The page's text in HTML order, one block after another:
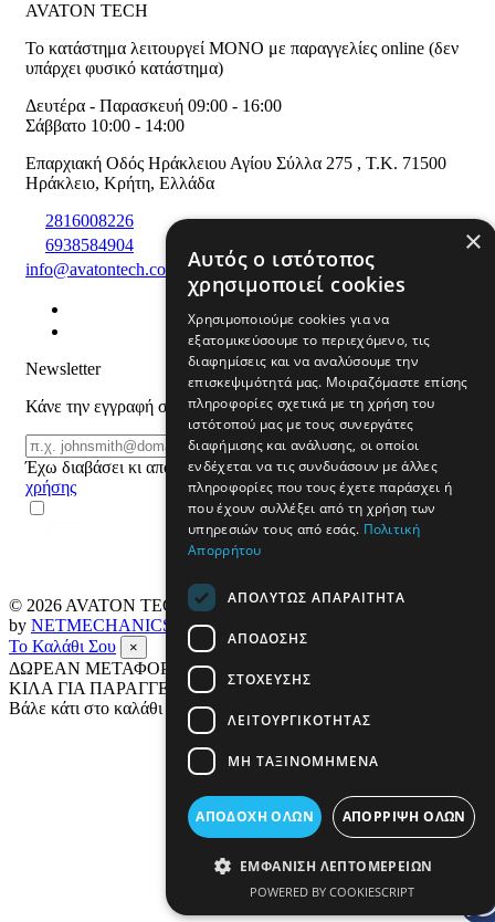
AVATON TECH
Το κατάστημα λειτουργεί ΜΟΝΟ με παραγγελίες online (δεν
υπάρχει φυσικό κατάστημα)
Δευτέρα - Παρασκευή 09:00 - 16:00
Σάββατο 10:00 - 14:00
Επαρχιακή Οδός Ηράκλειου Αγίου Σύλλα 275 , T.K. 71500
Ηράκλειο, Κρήτη, Ελλάδα
2816008226
6938584904
info@avatontech.com
Newsletter
Κάνε την εγγραφή σου και μάθε για προϊόντα και προσφορές
Email
ΕΓΓΡΑΦΗ
Έχω διαβάσει κι αποδέχομαι τουςόρους
χρήσης
© 2026 AVATON TECH All rights reserved Designed & developed
by NETMECHANICS
Το Καλάθι Σου
×
ΔΩΡΕΑΝ ΜΕΤΑΦΟΡΙΚΑ ΣΕ ΟΛΗ ΤΗΝ ΕΛΛΑΔΑ ΕΩΣ 4
ΚΙΛΑ ΓΙΑ ΠΑΡΑΓΓΕΛΙΕΣ ΑΝΩ ΤΩΝ 69€
Βάλε κάτι στο καλάθι σου
×
Αυτός ο ιστότοπος
χρησιμοποιεί cookies
Χρησιμοποιούμε cookies για να
εξατομικεύσουμε το περιεχόμενο, τις
διαφημίσεις και να αναλύσουμε την
επισκεψιμότητά μας. Μοιραζόμαστε επίσης
πληροφορίες σχετικά με τη χρήση του
ιστότοπού μας με τους συνεργάτες
διαφήμισης και ανάλυσης, οι οποίοι
ενδέχεται να τις συνδυάσουν με άλλες
πληροφορίες που τους έχετε παράσχει ή
που έχουν συλλέξει από τη χρήση των
υπηρεσιών τους από εσάς. Πολιτική
Απορρήτου
ΑΠΟΛΎΤΩΣ ΑΠΑΡΑΊΤΗΤΑ
ΑΠΌΔΟΣΗΣ
ΣΤΌΧΕΥΣΗΣ
ΛΕΙΤΟΥΡΓΙΚΌΤΗΤΑΣ
ΜΗ ΤΑΞΙΝΟΜΗΜΈΝΑ
ΑΠΟΔΟΧΉ ΌΛΩΝ ΑΠΌΡΡΙΨΗ ΌΛΩΝ
ΕΜΦΆΝΙΣΗ ΛΕΠΤΟΜΕΡΕΙΏΝ
POWERED BY COOKIESCRIPT